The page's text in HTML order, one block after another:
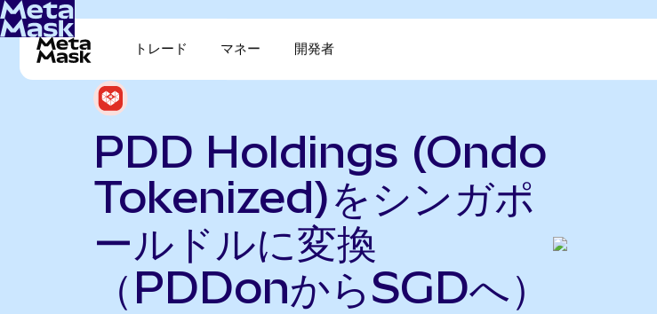
トレード マネー 開発者
PDD Holdings (Ondo
Tokenized)をシンガポ
ールドルに変換
（PDDonからSGDへ）